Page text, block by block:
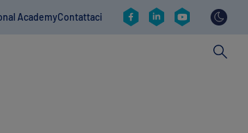
AcademyContattaci
Social